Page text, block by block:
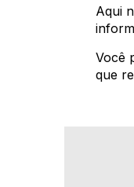
Aqui
Você
que